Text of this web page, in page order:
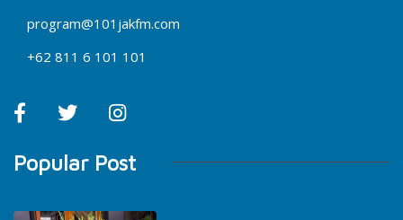
program@101jakfm.com
+62 811 6 101 101
Popular Post